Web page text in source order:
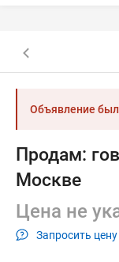
Назад к списку
Объявление
Продам:
Москве
Цена не
Запросить цену